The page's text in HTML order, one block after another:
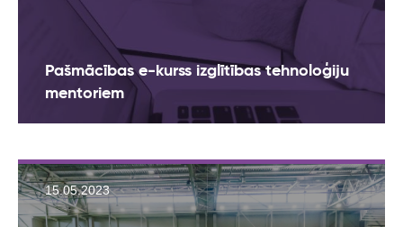
Pašmācības e-kurss izglītības tehnoloģiju
mentoriem
15.05.2023